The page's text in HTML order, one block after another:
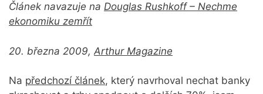
Článek navazuje na Douglas Rushkoff – Nechme
ekonomiku zemřít
20. března 2009, Arthur Magazine
Na předchozí článek, který navrhoval nechat banky